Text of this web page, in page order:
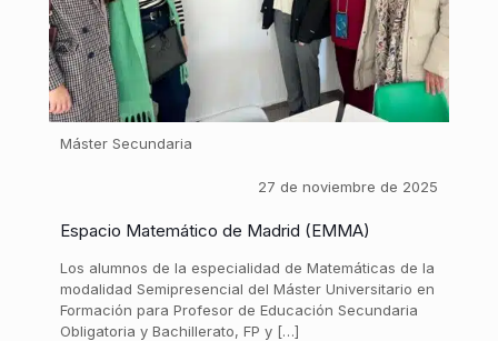
Máster Secundaria
27 de noviembre de 2025
Espacio Matemático de Madrid (EMMA)
Los alumnos de la especialidad de Matemáticas de la
modalidad Semipresencial del Máster Universitario en
Formación para Profesor de Educación Secundaria
Obligatoria y Bachillerato, FP y […]